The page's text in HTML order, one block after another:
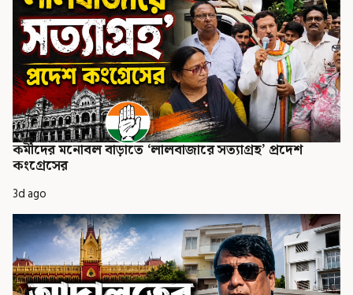
কর্মীদের মনোবল বাড়াতে ‘লালবাজারে সত্যাগ্রহ’ প্রদেশ
কংগ্রেসের
3d ago